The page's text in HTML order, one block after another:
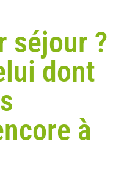
séjour ?
dont
à